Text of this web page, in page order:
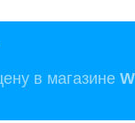
в магазине